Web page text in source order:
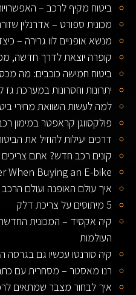
ביטוח מקיף לרכב –
מכונית ספורט – אדרנלין
מנשא אופניים לוו גרירה –
קופרה יוצאת לדרך חדשה,
ביטוח חמישה כוכבים: מה
יתרונות וחסרונות במערכת גז
למה לעשות השוואת מחירי
פולקסווגן קראפטר במימון
דרכים יעילות להוזיל את הביטוח
קונים רכב חדש? אתם צריכים
When Buying an E-bike
איך עולם האופנה ועולם
5 מיתוסים על צריכת דלק
קיה אקסיד – המכונית
העולמות
קיה סורנטו עכשיו גם בגרסה
רנו מאסטר – מסחרית עם
איך לבחור מצבר שמתאים